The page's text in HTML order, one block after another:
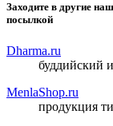
Заходите в другие
посылкой
Dharma.ru
буддийский
MenlaShop.ru
продукция